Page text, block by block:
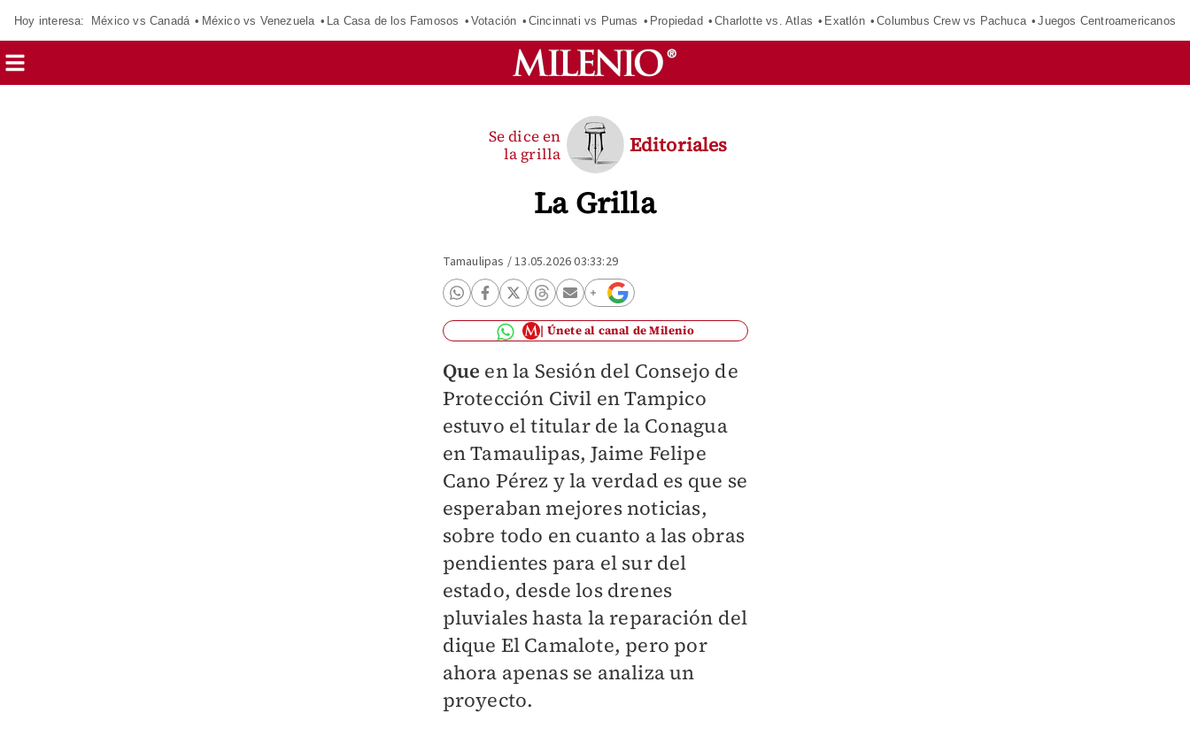
Hoy interesa: México vs Canadá México vs Venezuela La Casa de los Famosos Votación Cincinnati vs Pumas Propiedad Charlotte vs. Atlas Exatlón Columbus Crew vs Pachuca Juegos Centroamericanos
La Grilla
Se dice en
la grilla
Editoriales
Tamaulipas /13.05.2026 03:33:29
Únete al canal de Milenio
Que en la Sesión del Consejo de
Protección Civil en Tampico
estuvo el titular de la Conagua
en Tamaulipas, Jaime Felipe
Cano Pérez y la verdad es que se
esperaban mejores noticias,
sobre todo en cuanto a las obras
pendientes para el sur del
estado, desde los drenes
pluviales hasta la reparación del
dique El Camalote, pero por
ahora apenas se analiza un
proyecto.